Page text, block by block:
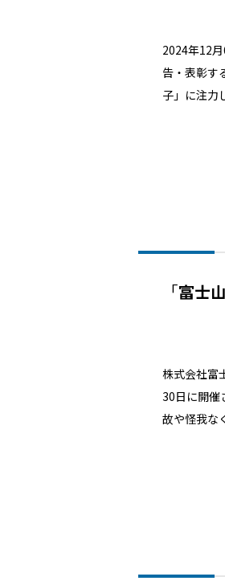
2024年12
告・表彰す
子」に注力
「富士
株式会社富
30日に開催
故や怪我な